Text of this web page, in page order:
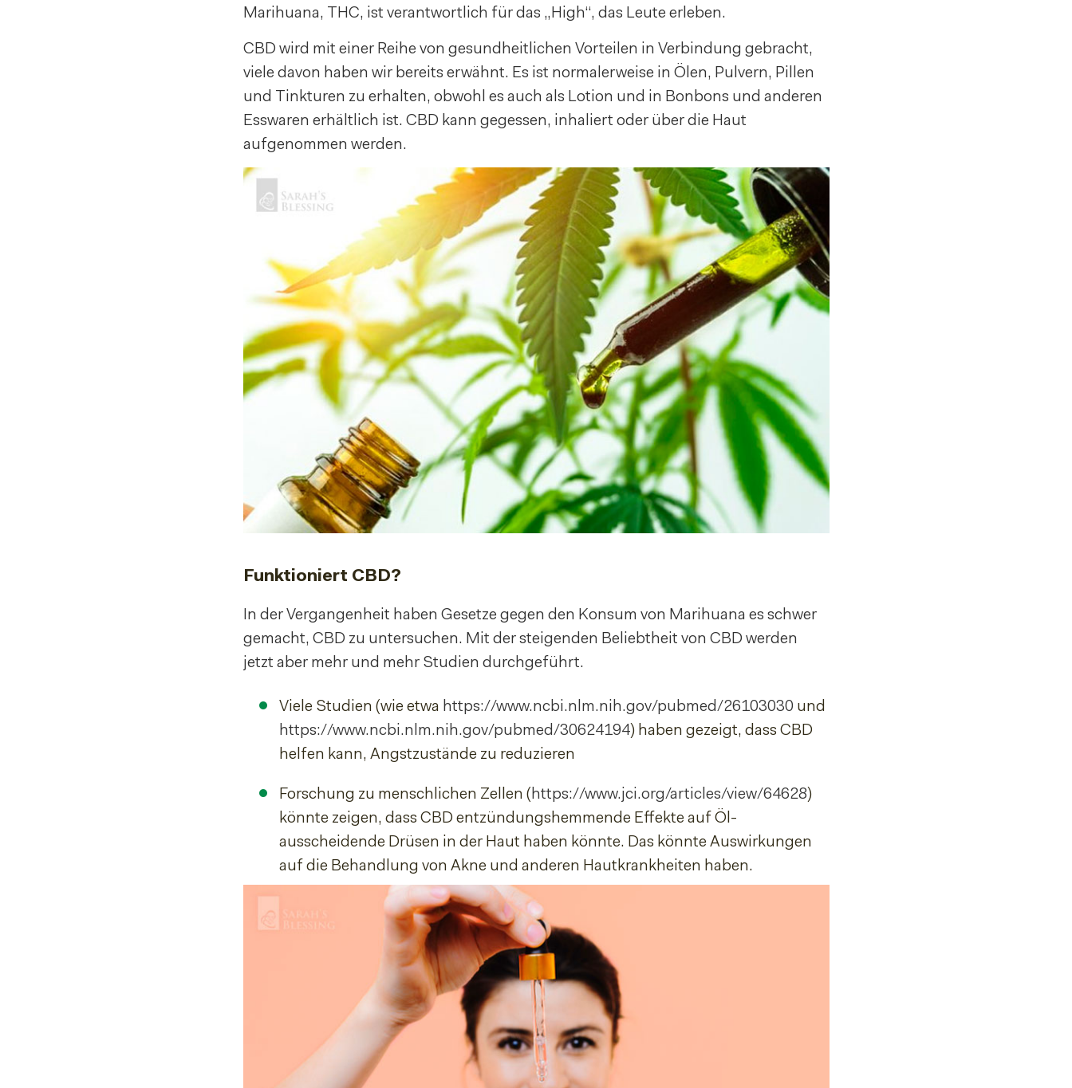
Marihuana, THC, ist verantwortlich für das „High“, das Leute erleben.
CBD wird mit einer Reihe von gesundheitlichen Vorteilen in Verbindung gebracht,
viele davon haben wir bereits erwähnt. Es ist normalerweise in Ölen, Pulvern, Pillen
und Tinkturen zu erhalten, obwohl es auch als Lotion und in Bonbons und anderen
Esswaren erhältlich ist. CBD kann gegessen, inhaliert oder über die Haut
aufgenommen werden.
Funktioniert CBD?
In der Vergangenheit haben Gesetze gegen den Konsum von Marihuana es schwer
gemacht, CBD zu untersuchen. Mit der steigenden Beliebtheit von CBD werden
jetzt aber mehr und mehr Studien durchgeführt.
Viele Studien (wie etwa https://www.ncbi.nlm.nih.gov/pubmed/26103030 und
https://www.ncbi.nlm.nih.gov/pubmed/30624194) haben gezeigt, dass CBD
helfen kann, Angstzustände zu reduzieren
Forschung zu menschlichen Zellen (https://www.jci.org/articles/view/64628)
könnte zeigen, dass CBD entzündungshemmende Effekte auf Öl-
ausscheidende Drüsen in der Haut haben könnte. Das könnte Auswirkungen
auf die Behandlung von Akne und anderen Hautkrankheiten haben.